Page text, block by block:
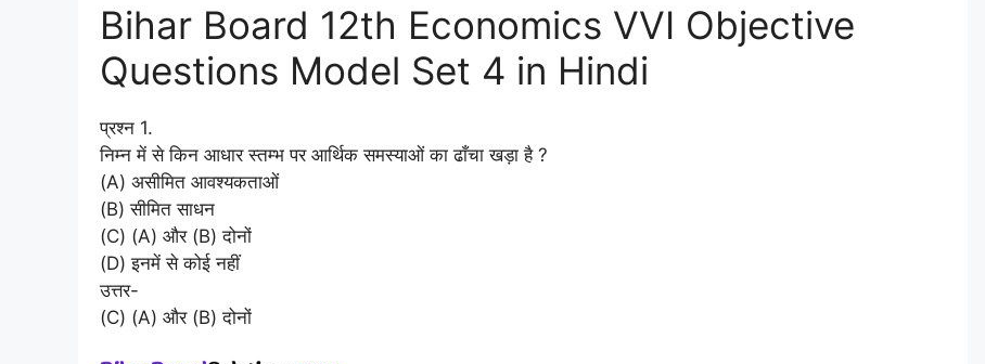
Bihar Board 12th Economics VVI Objective
Questions Model Set 4 in Hindi
प्रश्न 1.
निम्न में से किन आधार स्तम्भ पर आर्थिक समस्याओं का ढाँचा खड़ा है ?
(A) असीमित आवश्यकताओं
(B) सीमित साधन
(C) (A) और (B) दोनों
(D) इनमें से कोई नहीं
उत्तर-
(C) (A) और (B) दोनों